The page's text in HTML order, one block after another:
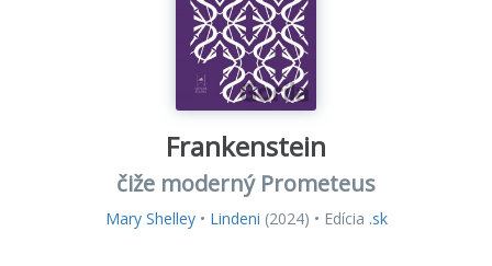
Frankenstein
čiže moderný Prometeus
Mary Shelley• Lindeni (2024) • Edícia .sk